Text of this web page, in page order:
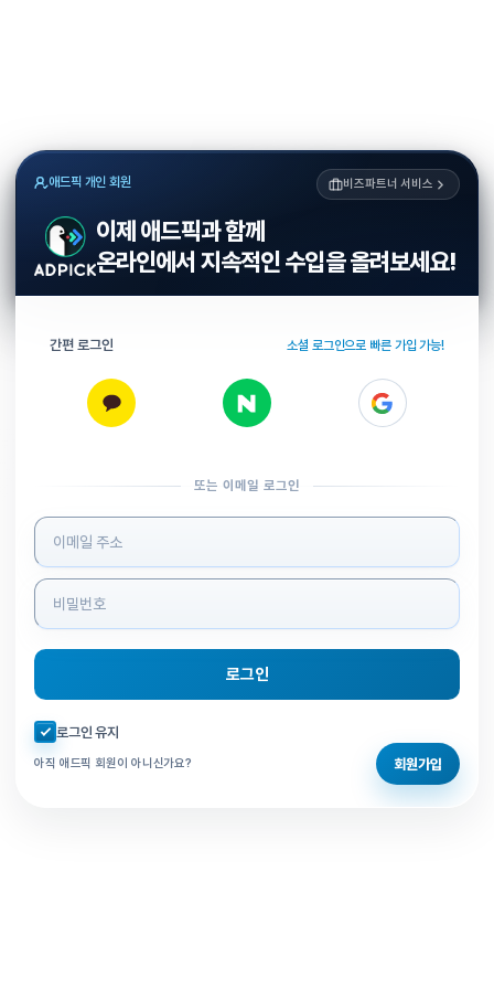
애드픽 개인 회원 비즈파트너 서비스
이제 애드픽과 함께
온라인에서 지속적인 수입을 올려보세요!
간편 로그인 소셜 로그인으로 빠른 가입 가능!
또는 이메일 로그인
로그인 정보 입력
로그인
자동로그인 체크
로그인 유지
아직 애드픽 회원이 아니신가요? 회원가입